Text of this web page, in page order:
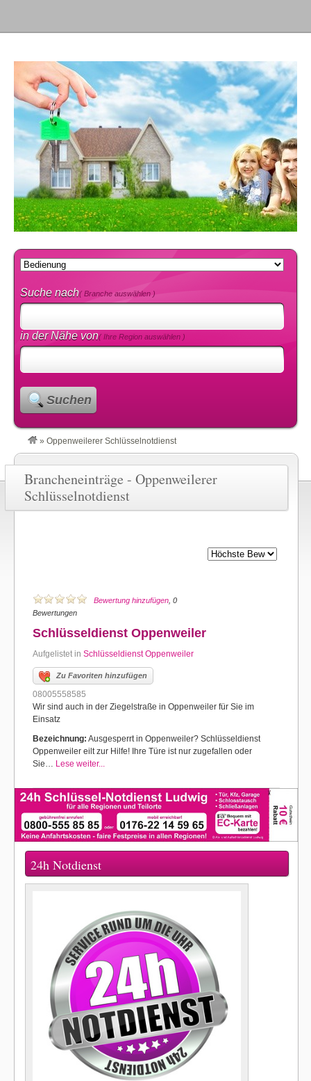
Suche nach( Branche auswählen )
in der Nähe von( Ihre Region auswählen )
Suchen
» Oppenweilerer Schlüsselnotdienst
Brancheneinträge - Oppenweilerer
Schlüsselnotdienst
Bewertung hinzufügen , 0
Bewertungen
Schlüsseldienst Oppenweiler
Aufgelistet in Schlüsseldienst Oppenweiler
Zu Favoriten hinzufügen
08005558585
Wir sind auch in der Ziegelstraße in Oppenweiler für Sie im
Einsatz
Bezeichnung: Ausgesperrt in Oppenweiler? Schlüsseldienst
Oppenweiler eilt zur Hilfe! Ihre Türe ist nur zugefallen oder
Sie… Lese weiter...
24h Notdienst